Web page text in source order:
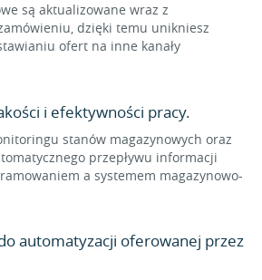
są aktualizowane wraz z
dzięki temu unikniesz
ofert na inne kanały
i efektywności pracy.
stanów magazynowych oraz
przepływu informacji
a systemem magazynowo-
automatyzacji oferowanej przez